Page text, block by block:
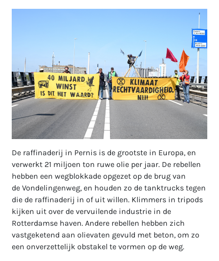
De raffinaderij in Pernis is de grootste in Europa, en
verwerkt 21 miljoen ton ruwe olie per jaar. De rebellen
hebben een wegblokkade opgezet op de brug van
de Vondelingenweg, en houden zo de tanktrucks tegen
die de raffinaderij in of uit willen. Klimmers in tripods
kijken uit over de vervuilende industrie in de
Rotterdamse haven. Andere rebellen hebben zich
vastgeketend aan olievaten gevuld met beton, om zo
een onverzettelijk obstakel te vormen op de weg.